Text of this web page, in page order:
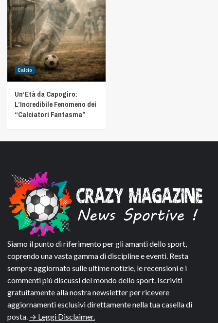
Calcio
Un’Età da Capogiro:
L’Incredibile Fenomeno dei
“Calciatori Fantasma”
Siamo il punto di riferimento per gli amanti dello sport,
coprendo una vasta gamma di discipline e eventi. Resta
sempre aggiornato sulle ultime notizie, le recensioni e i
commenti più discussi del mondo dello sport. Iscriviti
gratuitamente alla nostra newsletter per ricevere
aggiornamenti esclusivi direttamente nella tua casella di
posta. → Leggi Disclaimer.